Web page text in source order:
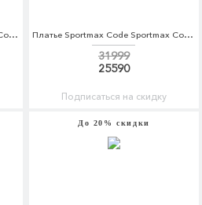
Пальто Sportmax Code Sportmax Code SP027EWBSXJ7 Платье Sportmax Code Sportmax Code SP027EWBSXQ8
31999
25590
Подписаться на скидку
До 20% скидки